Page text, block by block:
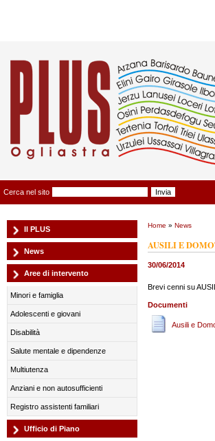
Cerca nel sito
Il PLUS
News
Aree di intervento
Minori e famiglia
Adolescenti e giovani
Disabilità
Salute mentale e dipendenze
Multiutenza
Anziani e non autosufficienti
Registro assistenti familiari
Ufficio di Piano
Home » News
AUSILI E
30/06/2014
Brevi cenni su
Documenti
Ausili e